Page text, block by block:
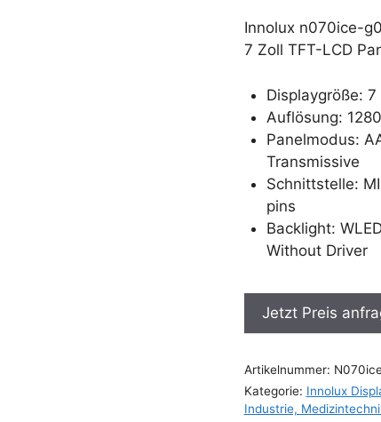
Innolux n070ice-
7 Zoll TFT-LCD
Displaygröße: 7
Auflösung:
Panelmodus:
Transmissive
Schnittstelle:
pins
Backlight:
Without Driver
Jetzt Preis
Artikelnummer:
Kategorie: Innolux
Industrie,